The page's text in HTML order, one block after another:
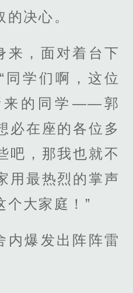
决心。
来，面对着台下
同学们啊，这位
来的同学——郭
必在座的各位多
吧，那我也就不
用最热烈的掌声
个大家庭！”
内爆发出阵阵雷